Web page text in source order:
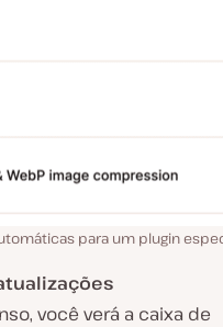
para um plugin
você verá a caixa de